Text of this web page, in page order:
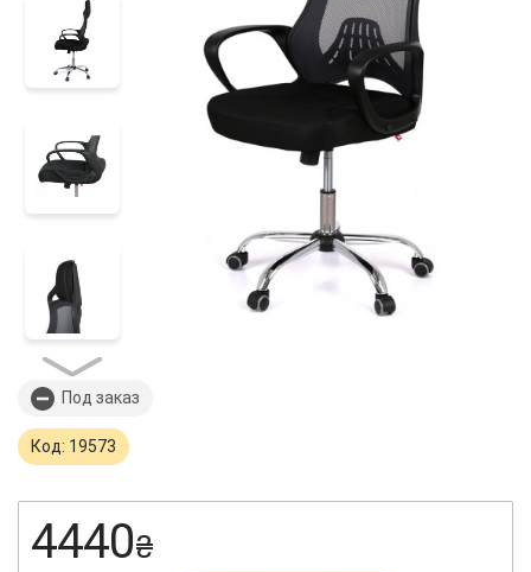
Под заказ
Код: 19573
4440₴